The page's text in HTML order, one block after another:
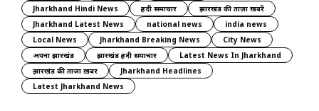
Jharkhand Hindi News
हिंदी समाचार
झारखंड की ताज़ा खबरें
Jharkhand Latest News
national news
india news
Local News
Jharkhand Breaking News
City News
अपना झारखंड
झारखंड हिंदी समाचार
Latest News In Jharkhand
झारखंड की ताज़ा ख़बर
Jharkhand Headlines
Latest Jharkhand News